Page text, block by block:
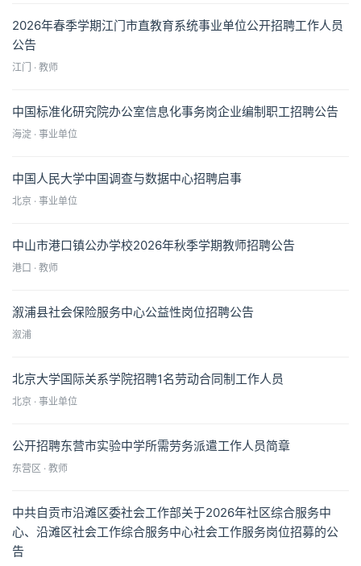
2026年春季学期江门市直教育系统事业单位公开招聘工作人员
公告
江门 · 教师
中国标准化研究院办公室信息化事务岗企业编制职工招聘公告
海淀 · 事业单位
中国人民大学中国调查与数据中心招聘启事
北京 · 事业单位
中山市港口镇公办学校2026年秋季学期教师招聘公告
港口 · 教师
溆浦县社会保险服务中心公益性岗位招聘公告
溆浦
北京大学国际关系学院招聘1名劳动合同制工作人员
北京 · 事业单位
公开招聘东营市实验中学所需劳务派遣工作人员简章
东营区 · 教师
中共自贡市沿滩区委社会工作部关于2026年社区综合服务中
心、沿滩区社会工作综合服务中心社会工作服务岗位招募的公
告